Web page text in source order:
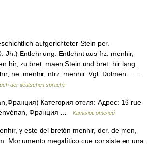
aufgerichteter Stein per.
Jh.) Entlehnung. Entlehnt aus frz. menhir,
hir, zu bret. maen Stein und bret. hir lang .
ne. menhir, nfrz. menhir. Vgl. Dolmen.… …
der deutschen sprache
Категория отеля: Адрес: 16 rue
Франция …
Каталог отелей
y este del bretón menhir, der. de men,
Monumento megalítico que consiste en una